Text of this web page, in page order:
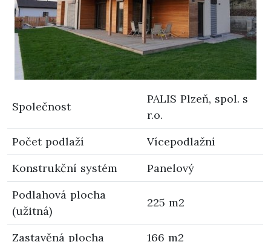
Společnost
PALIS Plzeň, spol. s
r.o.
Počet podlaží
Vícepodlažní
Konstrukční systém
Panelový
Podlahová plocha
(užitná)
225 m2
Zastavěná plocha
166 m2